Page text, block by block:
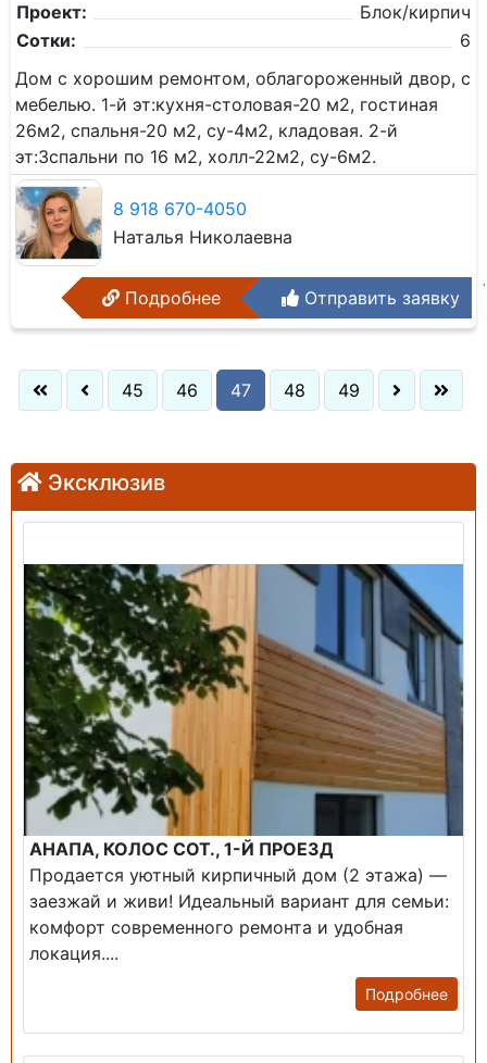
Проект:
Блок/кирпич
Сотки:
6
Дом с хорошим ремонтом, облагороженный двор, с
мебелью. 1-й эт:кухня-столовая-20 м2, гостиная
26м2, спальня-20 м2, су-4м2, кладовая. 2-й
эт:3спальни по 16 м2, холл-22м2, су-6м2.
8 918 670-4050
Наталья Николаевна
Подробнее Отправить заявку
45 46 47 48 49
Эксклюзив
АНАПА, КОЛОС СОТ., 1-Й ПРОЕЗД
Продается уютный кирпичный дом (2 этажа) —
заезжай и живи! ​Идеальный вариант для семьи:
комфорт современного ремонта и удобная
локация....
Подробнее